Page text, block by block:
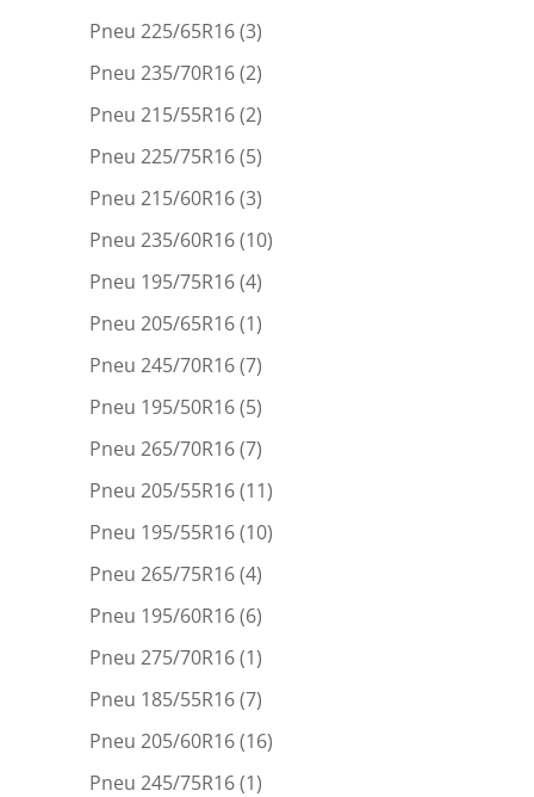
Pneu 225/65R16(3)
Pneu 235/70R16(2)
Pneu 215/55R16(2)
Pneu 225/75R16(5)
Pneu 215/60R16(3)
Pneu 235/60R16(10)
Pneu 195/75R16(4)
Pneu 205/65R16(1)
Pneu 245/70R16(7)
Pneu 195/50R16(5)
Pneu 265/70R16(7)
Pneu 205/55R16(11)
Pneu 195/55R16(10)
Pneu 265/75R16(4)
Pneu 195/60R16(6)
Pneu 275/70R16(1)
Pneu 185/55R16(7)
Pneu 205/60R16(16)
Pneu 245/75R16(1)